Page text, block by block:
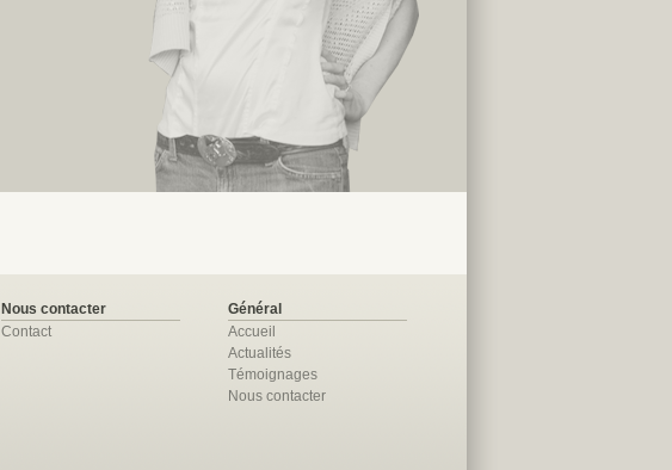
Nous contacter
Contact
Général
Accueil
Actualités
Témoignages
Nous contacter